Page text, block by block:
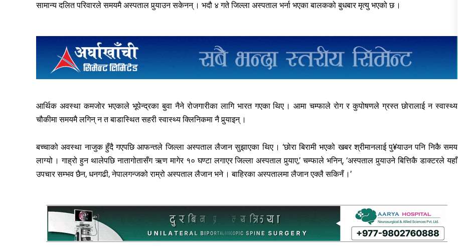
सामान्य दलित परिवारले समयमै अस्पताल पुर्‍याउन सकेनन् । भदौ ४ गते जिल्ला अस्पताल भर्ना भएका बालकको बुधबार मृत्यु भएको छ ।
आर्थिक अवस्था कमजोर भएकाले भूपेन्द्रका बुवा नैने रोजगारीका लागि भारत गएका थिए । आमा चम्फाले रोग र कुपोषणले ग्रस्त छोरालाई न स्वास्थ्य
चौकीमा समयमै लगिन् न त बाडास्थित सहरी स्वास्थ्य क्लिनिकमा नै पुर्‍याइन् ।
बच्चाको अवस्था नाजुक हुँदै गएपछि आफन्तले जिल्ला अस्पताल लैजान सुझाएका थिए । ‘छोरा बिरामी भएको खबर श्रीमानलाई पु¥याउन पनि निकै समय
लाग्यो । गाह्रो हुन थालेपछि नातागोतासँग ऋण मागेर १० घण्टा लगाएर जिल्ला अस्पताल पुर्‍याए,’ चम्फाले भनिन्, ‘अस्पताल पुर्‍याउने बित्तिकै डाक्टरले यहाँ
उपचार सम्भव छैन, धनगढी, नेपालगन्जको राम्रो अस्पताल लैजान भने । बाहिरका अस्पतालमा लैजान एक्लै सकिनँ ।’